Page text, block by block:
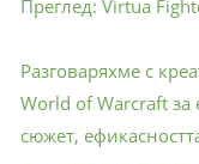
Преглед: Virtua
Разговаряхме с
World of Warcraft
сюжет,